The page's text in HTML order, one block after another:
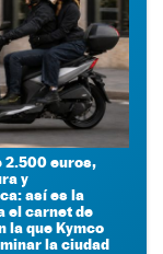
2.500 euros,
y
así es la
el carnet de
la que Kymco
la ciudad